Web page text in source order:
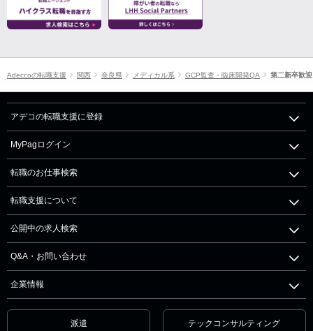
Adeccoの転職支援 関西 奈良県 メディカル系 GCP監査・臨床開発QA 第二新卒歓迎
アデコの転職支援に登録
MyPagログイン
転職のお仕事検索
転職支援について
公開中の求人検索
Q&A・お問い合わせ
企業情報
派遣 テックコンサルティング